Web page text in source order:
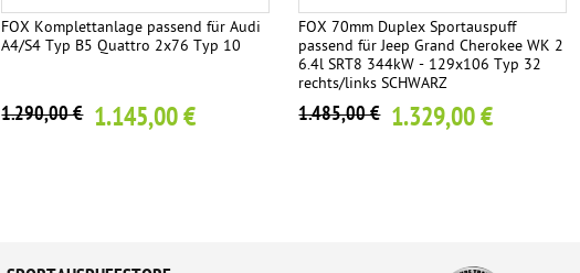
FOX Komplettanlage passend für Audi
A4/S4 Typ B5 Quattro 2x76 Typ 10
1.290,00 € 1.145,00 €
FOX 70mm Duplex Sportauspuff
passend für Jeep Grand Cherokee WK 2
6.4l SRT8 344kW - 129x106 Typ 32
rechts/links SCHWARZ
1.485,00 € 1.329,00 €